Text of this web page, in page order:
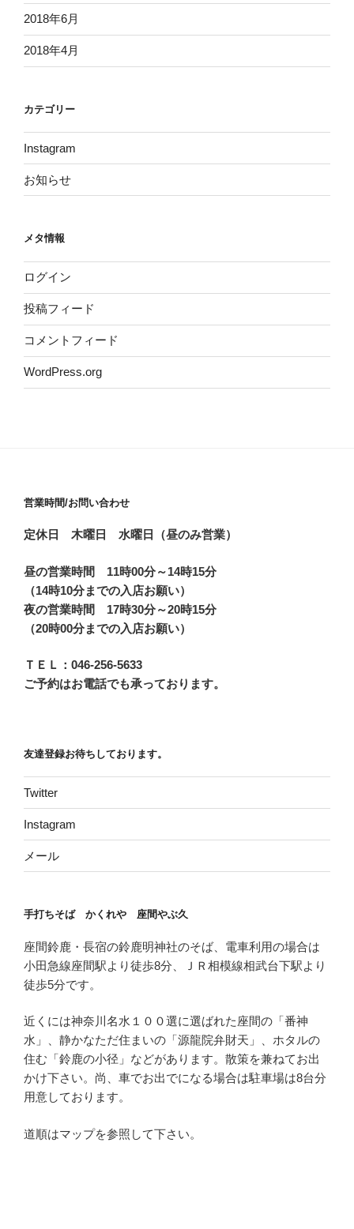
2018年6月
2018年4月
カテゴリー
Instagram
お知らせ
メタ情報
ログイン
投稿フィード
コメントフィード
WordPress.org
営業時間/お問い合わせ
定休日 木曜日 水曜日（昼のみ営業）
昼の営業時間 11時00分～14時15分
（14時10分までの入店お願い）
夜の営業時間 17時30分～20時15分
（20時00分までの入店お願い）
ＴＥＬ：046-256-5633
ご予約はお電話でも承っております。
友達登録お待ちしております。
Twitter
Instagram
メール
手打ちそば かくれや 座間やぶ久
座間鈴鹿・長宿の鈴鹿明神社のそば、電車利用の場合は
小田急線座間駅より徒歩8分、ＪＲ相模線相武台下駅より
徒歩5分です。
近くには神奈川名水１００選に選ばれた座間の「番神
水」、静かなただ住まいの「源龍院弁財天」、ホタルの
住む「鈴鹿の小径」などがあります。散策を兼ねてお出
かけ下さい。尚、車でお出でになる場合は駐車場は8台分
用意しております。
道順はマップを参照して下さい。